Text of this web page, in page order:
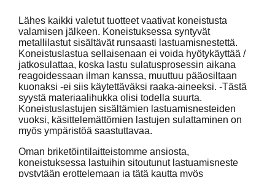
Lähes kaikki valetut tuotteet vaativat koneistusta
valamisen jälkeen. Koneistuksessa syntyvät
metallilastut sisältävät runsaasti lastuamisnestettä.
Koneistuslastua sellaisenaan ei voida hyötykäyttää /
jatkosulattaa, koska lastu sulatusprosessin aikana
reagoidessaan ilman kanssa, muuttuu pääosiltaan
kuonaksi -ei siis käytettäväksi raaka-aineeksi. -Tästä
syystä materiaalihukka olisi todella suurta.
Koneistuslastujen sisältämien lastuamisnesteiden
vuoksi, käsittelemättömien lastujen sulattaminen on
myös ympäristöä saastuttavaa.
Oman briketöintilaitteistomme ansiosta,
koneistuksessa lastuihin sitoutunut lastuamisneste
pystytään erottelemaan ja tätä kautta myös